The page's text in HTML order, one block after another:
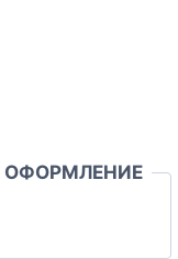
ОФОРМЛЕНИЕ